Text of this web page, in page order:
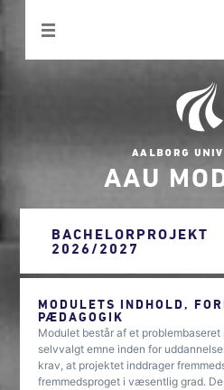
AAU
BACHELORPROJEKT
2026/2027
MODULETS INDHOLD,
PÆDAGOGIK
Modulet består af et
selvvalgt emne inden for
krav, at projektet inddrager
fremmedsproget i væsentlig grad.